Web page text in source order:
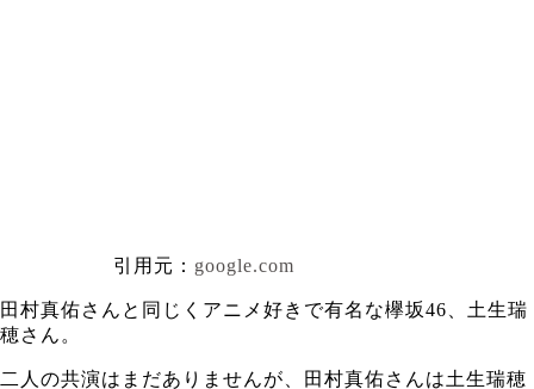
引用元： google.com
田村真佑さんと同じくアニメ好きで有名な欅坂46、土生瑞
穂さん。
二人の共演はまだありませんが、田村真佑さんは土生瑞穂